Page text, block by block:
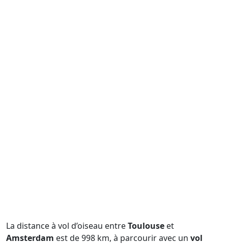
La distance à vol d’oiseau entreToulouse et
Amsterdam est de 998 km, à parcourir avec un vol